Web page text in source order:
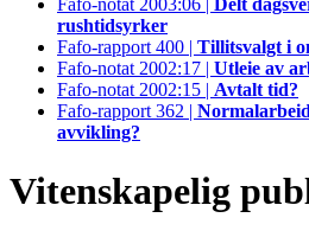
Fafo-notat 2003:06 | Delt
rushtidsyrker
Fafo-rapport 400 | Tillitsvalgt i
Fafo-notat 2002:17 | Utleie av
Fafo-notat 2002:15 | Avtalt tid?
Fafo-rapport 362 |
avvikling?
Vitenskapelig